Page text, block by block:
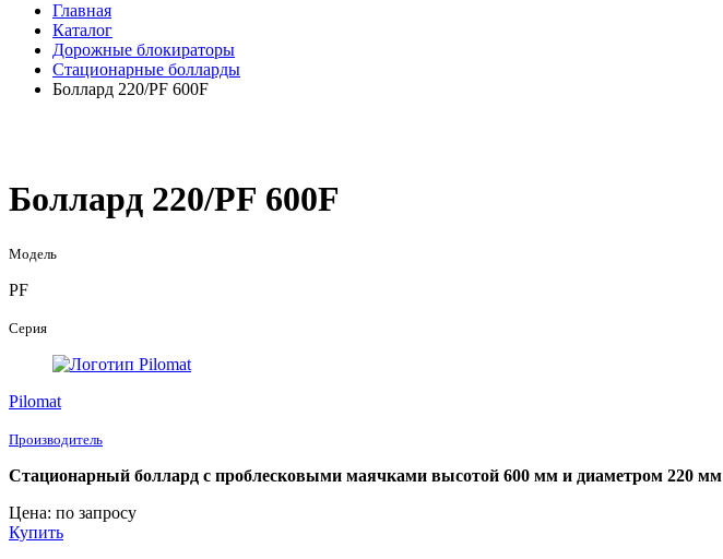
Главная
Каталог
Дорожные блокираторы
Стационарные болларды
Боллард 220/PF 600F
Боллард 220/PF 600F
Модель
PF
Серия
Pilomat
Производитель
Стационарный боллард с проблесковыми маячками высотой 600 мм и диаметром 220 мм
Цена: по запросу
Купить